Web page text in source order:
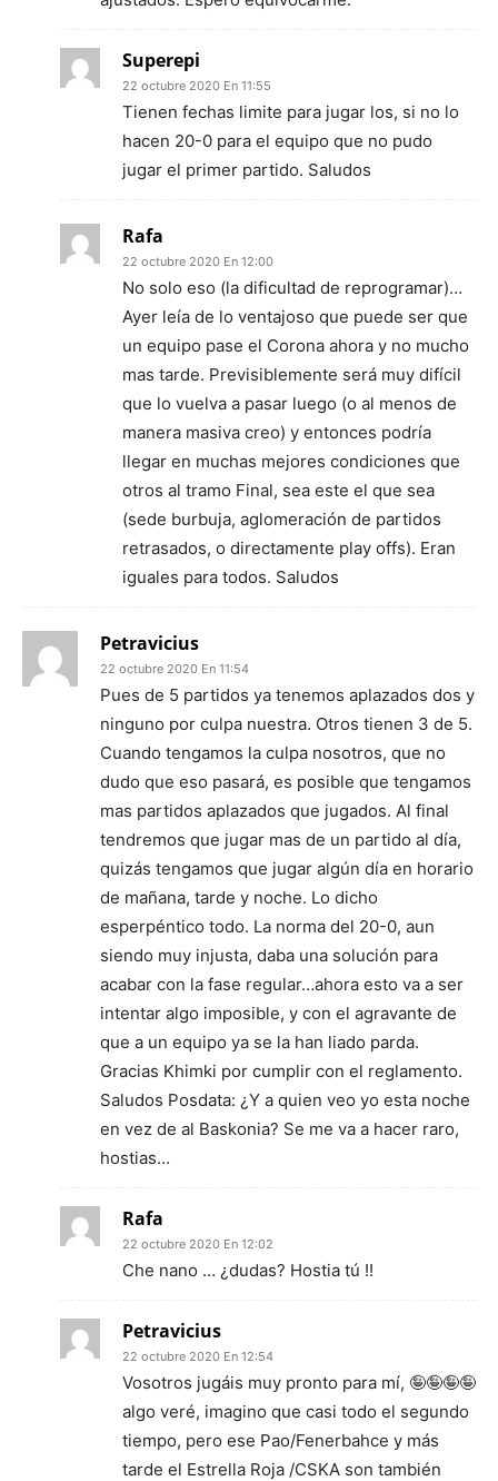
Superepi
22 octubre 2020 En 11:55
Tienen fechas limite para jugar los, si no lo
hacen 20-0 para el equipo que no pudo
jugar el primer partido. Saludos
Rafa
22 octubre 2020 En 12:00
No solo eso (la dificultad de reprogramar)…
Ayer leía de lo ventajoso que puede ser que
un equipo pase el Corona ahora y no mucho
mas tarde. Previsiblemente será muy difícil
que lo vuelva a pasar luego (o al menos de
manera masiva creo) y entonces podría
llegar en muchas mejores condiciones que
otros al tramo Final, sea este el que sea
(sede burbuja, aglomeración de partidos
retrasados, o directamente play offs). Eran
iguales para todos. Saludos
Petravicius
22 octubre 2020 En 11:54
Pues de 5 partidos ya tenemos aplazados dos y
ninguno por culpa nuestra. Otros tienen 3 de 5.
Cuando tengamos la culpa nosotros, que no
dudo que eso pasará, es posible que tengamos
mas partidos aplazados que jugados. Al final
tendremos que jugar mas de un partido al día,
quizás tengamos que jugar algún día en horario
de mañana, tarde y noche. Lo dicho
esperpéntico todo. La norma del 20-0, aun
siendo muy injusta, daba una solución para
acabar con la fase regular…ahora esto va a ser
intentar algo imposible, y con el agravante de
que a un equipo ya se la han liado parda.
Gracias Khimki por cumplir con el reglamento.
Saludos Posdata: ¿Y a quien veo yo esta noche
en vez de al Baskonia? Se me va a hacer raro,
hostias…
Rafa
22 octubre 2020 En 12:02
Che nano … ¿dudas? Hostia tú !!
Petravicius
22 octubre 2020 En 12:54
Vosotros jugáis muy pronto para mí, 🤪🤪🤪🤪
algo veré, imagino que casi todo el segundo
tiempo, pero ese Pao/Fenerbahce y más
tarde el Estrella Roja /CSKA son también